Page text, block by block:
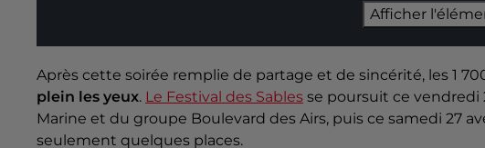
Afficher
Après cette soirée remplie de partage et de sincérité, les 1
plein les yeux. Le Festival des Sables se poursuit ce vendredi
Marine et du groupe Boulevard des Airs, puis ce samedi 27
seulement quelques places.